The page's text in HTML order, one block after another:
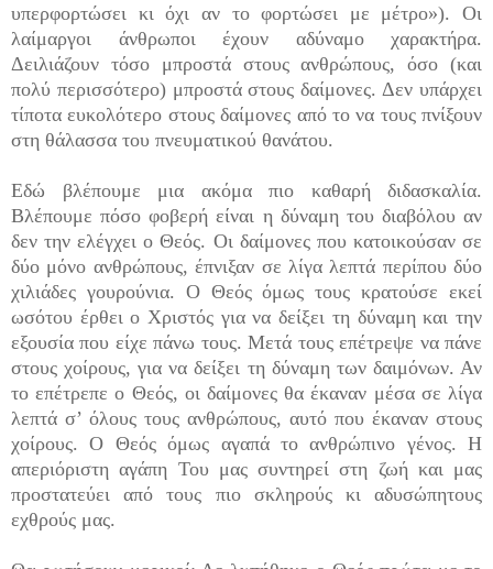
υπερφορτώσει κι όχι αν το φορτώσει με μέτρο»). Οι
λαίμαργοι άνθρωποι έχουν αδύναμο χαρακτήρα.
Δειλιάζουν τόσο μπροστά στους ανθρώπους, όσο (και
πολύ περισσότερο) μπροστά στους δαίμονες. Δεν υπάρχει
τίποτα ευκολότερο στους δαίμονες από το να τους πνίξουν
στη θάλασσα του πνευματικού θανάτου.
Εδώ βλέπουμε μια ακόμα πιο καθαρή διδασκαλία.
Βλέπουμε πόσο φοβερή είναι η δύναμη του διαβόλου αν
δεν την ελέγχει ο Θεός. Οι δαίμονες που κατοικούσαν σε
δύο μόνο ανθρώπους, έπνιξαν σε λίγα λεπτά περίπου δύο
χιλιάδες γουρούνια. Ο Θεός όμως τους κρατούσε εκεί
ωσότου έρθει ο Χριστός για να δείξει τη δύναμη και την
εξουσία που είχε πάνω τους. Μετά τους επέτρεψε να πάνε
στους χοίρους, για να δείξει τη δύναμη των δαιμόνων. Αν
το επέτρεπε ο Θεός, οι δαίμονες θα έκαναν μέσα σε λίγα
λεπτά σ’ όλους τους ανθρώπους, αυτό που έκαναν στους
χοίρους. Ο Θεός όμως αγαπά το ανθρώπινο γένος. Η
απεριόριστη αγάπη Του μας συντηρεί στη ζωή και μας
προστατεύει από τους πιο σκληρούς κι αδυσώπητους
εχθρούς μας.